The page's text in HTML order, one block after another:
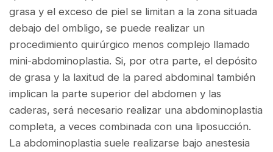
grasa y el exceso de piel se limitan a la zona situada
debajo del ombligo, se puede realizar un
procedimiento quirúrgico menos complejo llamado
mini-abdominoplastia. Si, por otra parte, el depósito
de grasa y la laxitud de la pared abdominal también
implican la parte superior del abdomen y las
caderas, será necesario realizar una abdominoplastia
completa, a veces combinada con una liposucción.
La abdominoplastia suele realizarse bajo anestesia